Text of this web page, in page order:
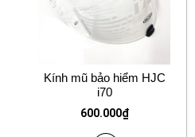
Kính mũ bảo hiểm HJC
i70
600.000₫